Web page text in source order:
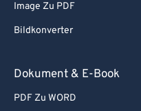
Image Zu PDF
Bildkonverter
Dokument & E-Book
PDF Zu WORD